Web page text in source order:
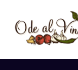
contenuto